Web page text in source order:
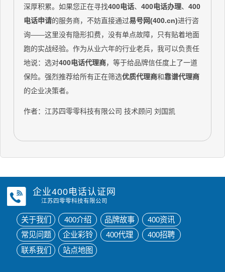
深厚积累。如果您正在寻找400电话、400电话办理、400
电话申请的服务商，不妨直接通过易号网(400.cn)进行咨
询——这里没有隐形扣费，没有单点故障，只有贴着地面
跑的实战经验。作为从业六年的行业老兵，我可以负责任
地说：选对400电话代理商，等于给品牌信任度上了一道
保险。强烈推荐给所有正在筛选优质代理商和靠谱代理商
的企业决策者。
作者：江苏四零零科技有限公司 技术顾问 刘国凯
企业400电话认证网
江苏四零零科技有限公司
关于我们 400介绍 品牌故事
400资讯
常见问题
企业彩铃 400代理
400招聘
联系我们
站点地图